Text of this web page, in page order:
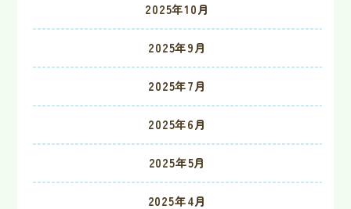
2025年10月
2025年9月
2025年7月
2025年6月
2025年5月
2025年4月